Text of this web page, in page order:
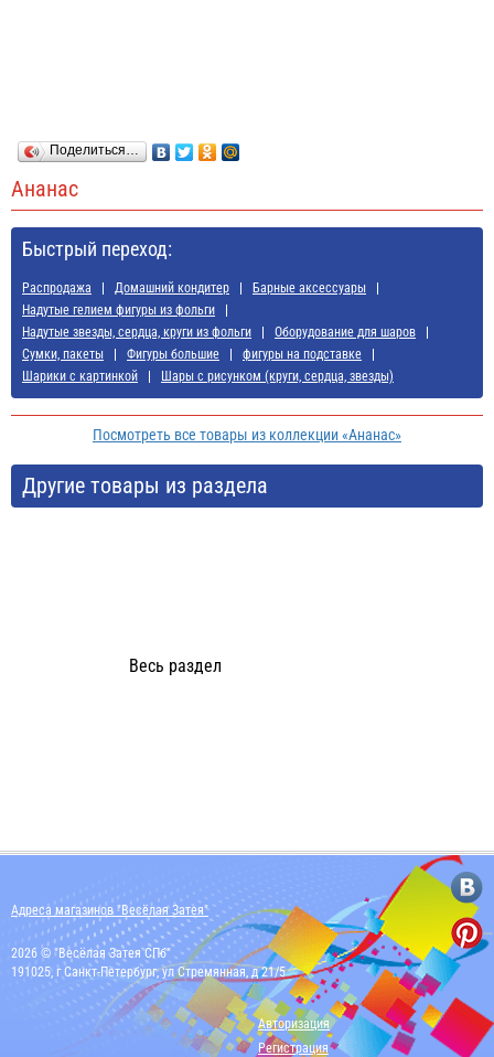
Поделиться…
Ананас
Быстрый переход:
Распродажа Домашний кондитер
Барные аксессуары
Надутые гелием фигуры из фольги
Надутые звезды, сердца, круги из фольги
Оборудование для шаров
Сумки, пакеты
Фигуры большие
фигуры на подставке
Шарики с картинкой
Шары с рисунком (круги, сердца, звезды)
Посмотреть все товары из коллекции «Ананас»
Другие товары из раздела
Весь раздел
Адреса магазинов "Весёлая Затея"
2026 © "Весёлая Затея СПб"
191025, г Санкт-Петербург, ул Стремянная, д 21/5
Авторизация
Регистрация